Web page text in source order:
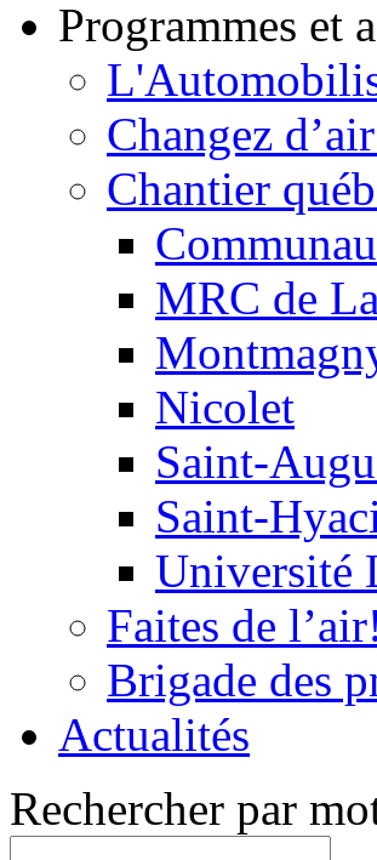
Programmes et
Changez
Chantier
MRC de
Nicolet
Saint-
Saint-
Université
Faites de l’air!
Brigade des
Actualités
Rechercher par